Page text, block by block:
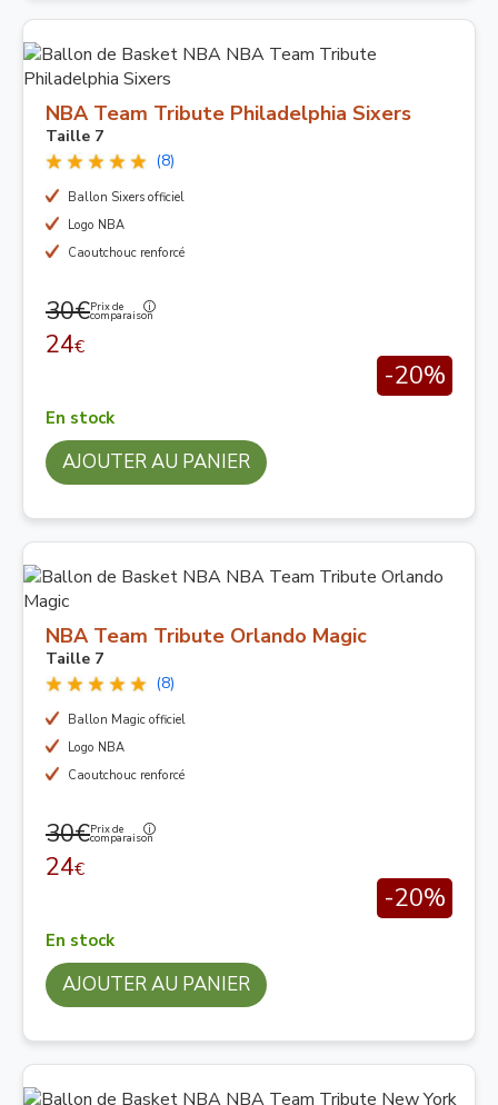
NBA Team Tribute Philadelphia Sixers
Taille 7
(8)
Ballon Sixers officiel
Logo NBA
Caoutchouc renforcé
30€Prix de
comparaison
24€
-20%
En stock
AJOUTER AU PANIER
NBA Team Tribute Orlando Magic
Taille 7
(8)
Ballon Magic officiel
Logo NBA
Caoutchouc renforcé
30€Prix de
comparaison
24€
-20%
En stock
AJOUTER AU PANIER